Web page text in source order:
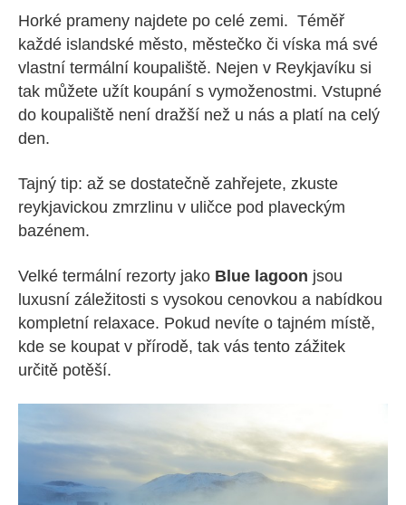
Horké prameny najdete po celé zemi. Téměř
každé islandské město, městečko či víska má své
vlastní termální koupaliště. Nejen v Reykjavíku si
tak můžete užít koupání s vymoženostmi. Vstupné
do koupaliště není dražší než u nás a platí na celý
den.
Tajný tip: až se dostatečně zahřejete, zkuste
reykjavickou zmrzlinu v uličce pod plaveckým
bazénem.
Velké termální rezorty jako Blue lagoon jsou
luxusní záležitosti s vysokou cenovkou a nabídkou
kompletní relaxace. Pokud nevíte o tajném místě,
kde se koupat v přírodě, tak vás tento zážitek
určitě potěší.